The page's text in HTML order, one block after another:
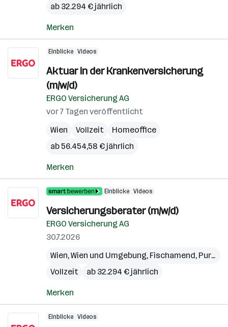
ab 32.294 € jährlich
Merken
Einblicke Videos
Aktuar in der Krankenversicherung
(m/w/d)
ERGO Versicherung AG
vor 7 Tagen veröffentlicht
Wien
Vollzeit
Homeoffice
ab 56.454,58 € jährlich
Merken
Einblicke Videos
Versicherungsberater (m/w/d)
ERGO Versicherung AG
30.7.2026
Wien,Wien und Umgebung, Fischamend, Purkersdorf
Vollzeit
ab 32.294 € jährlich
Merken
Einblicke Videos